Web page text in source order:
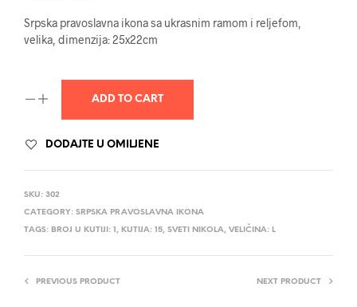
Srpska pravoslavna ikona sa ukrasnim ramom i reljefom,
velika, dimenzija: 25x22cm
ADD TO CART
DODAJTE U OMILJENE
SKU: 302
CATEGORY: SRPSKA PRAVOSLAVNA IKONA
TAGS: BROJ U KUTIJI: 1, KUTIJA: 15, SVETI NIKOLA, VELIČINA: L
PREVIOUS PRODUCT NEXT PRODUCT